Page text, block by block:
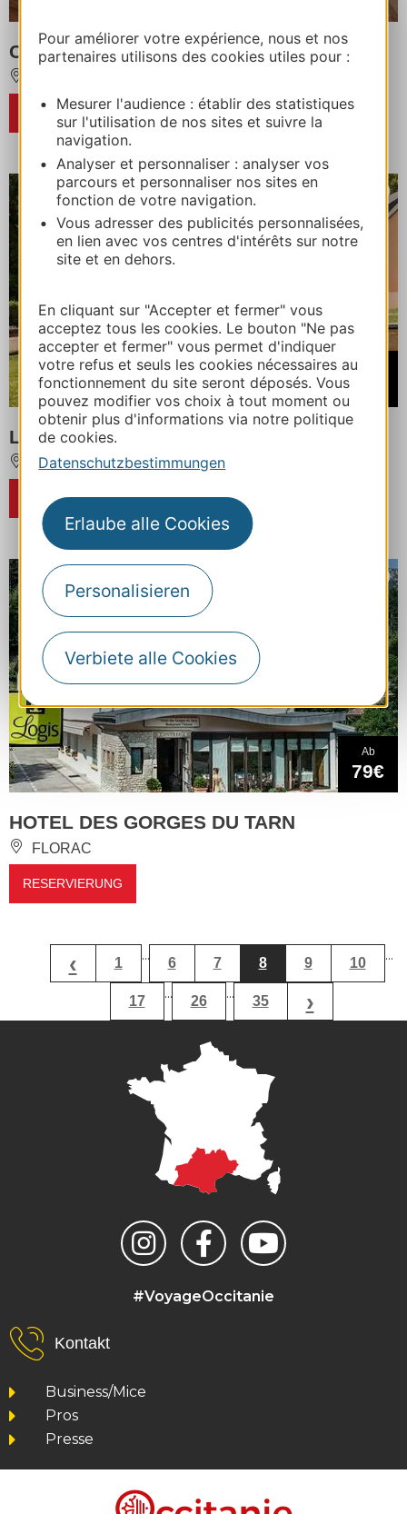
Pour améliorer votre expérience, nous et nos
partenaires utilisons des cookies utiles pour :
Mesurer l'audience : établir des statistiques
sur l'utilisation de nos sites et suivre la
navigation.
Analyser et personnaliser : analyser vos
parcours et personnaliser nos sites en
fonction de votre navigation.
Vous adresser des publicités personnalisées,
en lien avec vos centres d'intérêts sur notre
site et en dehors.
En cliquant sur "Accepter et fermer" vous
acceptez tous les cookies. Le bouton "Ne pas
accepter et fermer" vous permet d'indiquer
votre refus et seuls les cookies nécessaires au
fonctionnement du site seront déposés. Vous
pouvez modifier vos choix à tout moment ou
obtenir plus d'informations via notre politique
de cookies.
Datenschutzbestimmungen
Erlaube alle Cookies
Personalisieren
Verbiete alle Cookies
CHALET D'ATHALINE
RESERVIERUNG
Ab
620€
LES GITES DU PLA DE MOURA N°6
LUZ-SAINT-SAUVEUR
RESERVIERUNG
Ab
79€
HOTEL DES GORGES DU TARN
FLORAC
RESERVIERUNG
‹ 1 ... 6 7 8 9 10 ...
17 ... 26 ... 35 ›
#VoyageOccitanie
Kontakt
Business/Mice
Pros
Presse